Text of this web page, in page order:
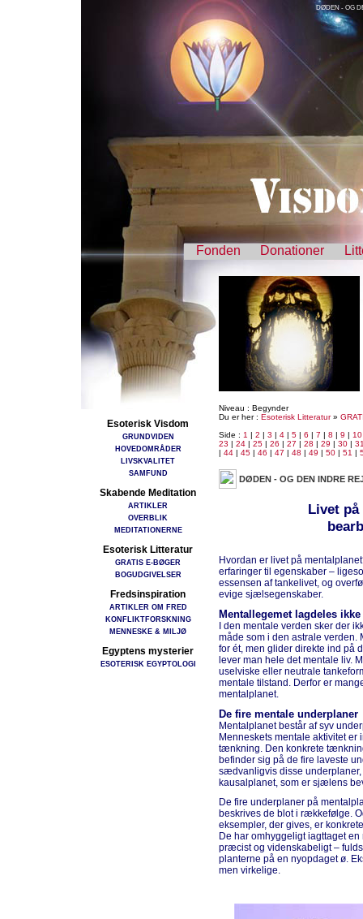
DØDEN - OG
Fonden Donationer
Esoterisk Visdom
GRUNDVIDEN
HOVEDOMRÅDER
LIVSKVALITET
SAMFUND
Skabende Meditation
ARTIKLER
OVERBLIK
MEDITATIONERNE
Esoterisk Litteratur
GRATIS E-BØGER
BOGUDGIVELSER
Fredsinspiration
ARTIKLER OM FRED
KONFLIKTFORSKNING
MENNESKE & MILJØ
Egyptens mysterier
ESOTERISK EGYPTOLOGI
Niveau : Begynder
Du er her : Esoterisk Litteratur»
Side : 1 | 2 | 3 | 4 | 5 | 6 | 7 | 8 | 9 | 10
23 | 24 | 25 | 26 | 27 | 28 | 29 | 30 |
| 44 | 45 | 46 | 47 | 48 | 49 | 50 | 51 |
DØDEN - OG DEN INDRE
Livet på
Hvordan er livet på
erfaringer til egenskaber –
essensen af tankelivet, og
evige sjælsegenskaber.
Mentallegemet lagdeles ikke
I den mentale verden sker der
måde som i den astrale verden.
for ét, men glider direkte ind på
lever man hele det mentale liv.
uselviske eller neutrale
mentale tilstand. Derfor er
mentalplanet.
De fire mentale underplaner
Mentalplanet består af syv
Menneskets mentale aktivitet
tænkning. Den konkrete
befinder sig på de fire laveste
sædvanligvis disse
kausalplanet, som er sjælens
De fire underplaner på
beskrives de blot i rækkefølge.
eksempler, der gives, er
De har omhyggeligt iagttaget
præcist og videnskabeligt –
planterne på en nyopdaget ø.
men virkelige.